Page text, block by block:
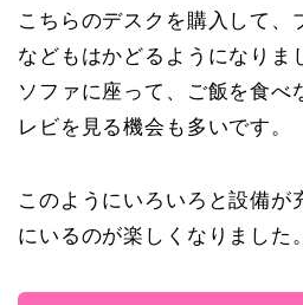
こちらのデスクを購入して、
などもはかどるようになりま
ソファに座って、ご飯を食べ
レビを見る機会も多いです。
このようにいろいろと設備が
にいるのが楽しくなりました。